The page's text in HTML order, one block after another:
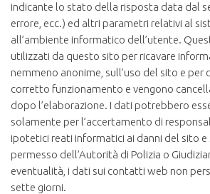
indicante lo stato della risposta data dal
errore, ecc.) ed altri parametri relativi al
all’ambiente informatico dell’utente.
utilizzati da questo sito per ricavare
nemmeno anonime, sull’uso del sito e per
corretto funzionamento e vengono
dopo l’elaborazione. I dati potrebbero
solamente per l’accertamento di
ipotetici reati informatici ai danni del sito e
permesso dell’Autorità di Polizia o
eventualità, i dati sui contatti web non
sette giorni.